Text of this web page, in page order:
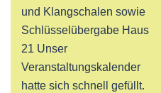
und Klangschalen sowie
Schlüsselübergabe Haus
21 Unser
Veranstaltungskalender
hatte sich schnell gefüllt.